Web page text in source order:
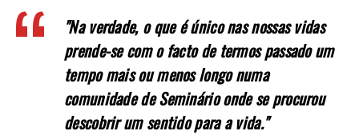
"Na verdade, o que é único nas nossas vidas
prende-se com o facto de termos passado um
tempo mais ou menos longo numa
comunidade de Seminário onde se procurou
descobrir um sentido para a vida."